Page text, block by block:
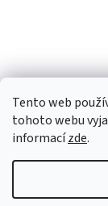
Tento web
tohoto webu
informacízde.